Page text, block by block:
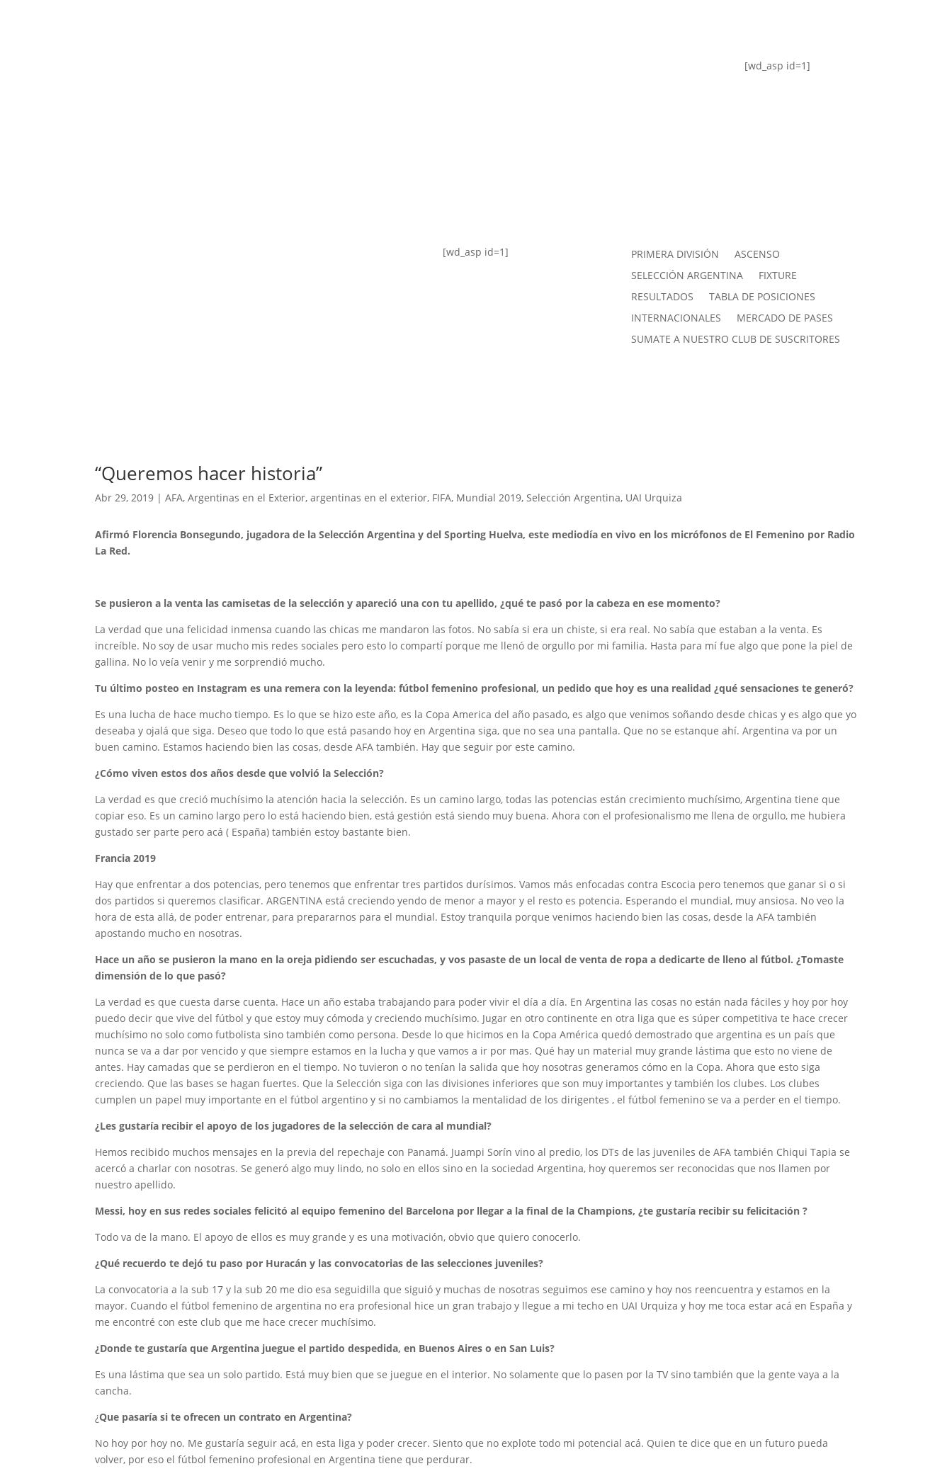
[wd_asp id=1]
[wd_asp id=1] PRIMERA DIVISIÓN
ASCENSO
SELECCIÓN ARGENTINA
FIXTURE
RESULTADOS
TABLA DE POSICIONES
INTERNACIONALES
MERCADO DE PASES
SUMATE A NUESTRO CLUB DE SUSCRITORES
“Queremos hacer historia”
Abr 29, 2019 |AFA,Argentinas en el Exterior,argentinas en el exterior, FIFA, Mundial 2019, Selección Argentina, UAI Urquiza
Afirmó Florencia Bonsegundo, jugadora de la Selección Argentina y del Sporting Huelva, este mediodía en vivo en los micrófonos de El Femenino por Radio
La Red.
Se pusieron a la venta las camisetas de la selección y apareció una con tu apellido, ¿qué te pasó por la cabeza en ese momento?
La verdad que una felicidad inmensa cuando las chicas me mandaron las fotos. No sabía si era un chiste, si era real. No sabía que estaban a la venta. Es
increíble. No soy de usar mucho mis redes sociales pero esto lo compartí porque me llenó de orgullo por mi familia. Hasta para mí fue algo que pone la piel de
gallina. No lo veía venir y me sorprendió mucho.
Tu último posteo en Instagram es una remera con la leyenda: fútbol femenino profesional, un pedido que hoy es una realidad ¿qué sensaciones te generó?
Es una lucha de hace mucho tiempo. Es lo que se hizo este año, es la Copa America del año pasado, es algo que venimos soñando desde chicas y es algo que yo
deseaba y ojalá que siga. Deseo que todo lo que está pasando hoy en Argentina siga, que no sea una pantalla. Que no se estanque ahí. Argentina va por un
buen camino. Estamos haciendo bien las cosas, desde AFA también. Hay que seguir por este camino.
¿Cómo viven estos dos años desde que volvió la Selección?
La verdad es que creció muchísimo la atención hacia la selección. Es un camino largo, todas las potencias están crecimiento muchísimo, Argentina tiene que
copiar eso. Es un camino largo pero lo está haciendo bien, está gestión está siendo muy buena. Ahora con el profesionalismo me llena de orgullo, me hubiera
gustado ser parte pero acá ( España) también estoy bastante bien.
Francia 2019
Hay que enfrentar a dos potencias, pero tenemos que enfrentar tres partidos durísimos. Vamos más enfocadas contra Escocia pero tenemos que ganar si o si
dos partidos si queremos clasificar. ARGENTINA está creciendo yendo de menor a mayor y el resto es potencia. Esperando el mundial, muy ansiosa. No veo la
hora de esta allá, de poder entrenar, para prepararnos para el mundial. Estoy tranquila porque venimos haciendo bien las cosas, desde la AFA también
apostando mucho en nosotras.
Hace un año se pusieron la mano en la oreja pidiendo ser escuchadas, y vos pasaste de un local de venta de ropa a dedicarte de lleno al fútbol. ¿Tomaste
dimensión de lo que pasó?
La verdad es que cuesta darse cuenta. Hace un año estaba trabajando para poder vivir el día a día. En Argentina las cosas no están nada fáciles y hoy por hoy
puedo decir que vive del fútbol y que estoy muy cómoda y creciendo muchísimo. Jugar en otro continente en otra liga que es súper competitiva te hace crecer
muchísimo no solo como futbolista sino también como persona. Desde lo que hicimos en la Copa América quedó demostrado que argentina es un país que
nunca se va a dar por vencido y que siempre estamos en la lucha y que vamos a ir por mas. Qué hay un material muy grande lástima que esto no viene de
antes. Hay camadas que se perdieron en el tiempo. No tuvieron o no tenían la salida que hoy nosotras generamos cómo en la Copa. Ahora que esto siga
creciendo. Que las bases se hagan fuertes. Que la Selección siga con las divisiones inferiores que son muy importantes y también los clubes. Los clubes
cumplen un papel muy importante en el fútbol argentino y si no cambiamos la mentalidad de los dirigentes , el fútbol femenino se va a perder en el tiempo.
¿Les gustaría recibir el apoyo de los jugadores de la selección de cara al mundial?
Hemos recibido muchos mensajes en la previa del repechaje con Panamá. Juampi Sorín vino al predio, los DTs de las juveniles de AFA también Chiqui Tapia se
acercó a charlar con nosotras. Se generó algo muy lindo, no solo en ellos sino en la sociedad Argentina, hoy queremos ser reconocidas que nos llamen por
nuestro apellido.
Messi, hoy en sus redes sociales felicitó al equipo femenino del Barcelona por llegar a la final de la Champions, ¿te gustaría recibir su felicitación ?
Todo va de la mano. El apoyo de ellos es muy grande y es una motivación, obvio que quiero conocerlo.
¿Qué recuerdo te dejó tu paso por Huracán y las convocatorias de las selecciones juveniles?
La convocatoria a la sub 17 y la sub 20 me dio esa seguidilla que siguió y muchas de nosotras seguimos ese camino y hoy nos reencuentra y estamos en la
mayor. Cuando el fútbol femenino de argentina no era profesional hice un gran trabajo y llegue a mi techo en UAI Urquiza y hoy me toca estar acá en España y
me encontré con este club que me hace crecer muchísimo.
¿Donde te gustaría que Argentina juegue el partido despedida, en Buenos Aires o en San Luis?
Es una lástima que sea un solo partido. Está muy bien que se juegue en el interior. No solamente que lo pasen por la TV sino también que la gente vaya a la
cancha.
¿Que pasaría si te ofrecen un contrato en Argentina?
No hoy por hoy no. Me gustaría seguir acá, en esta liga y poder crecer. Siento que no explote todo mi potencial acá. Quien te dice que en un futuro pueda
volver, por eso el fútbol femenino profesional en Argentina tiene que perdurar.